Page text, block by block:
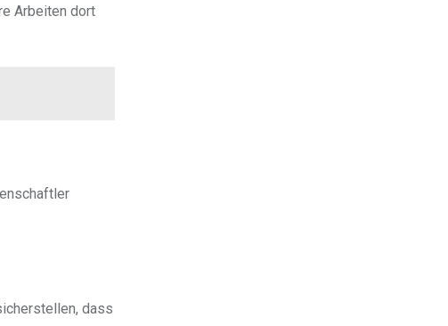
Arbeiten dort
dass